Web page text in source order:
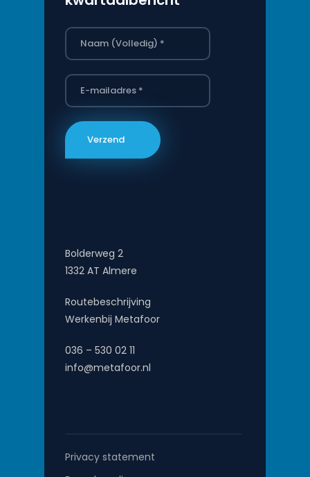
Bolderweg 2
1332 AT Almere
Routebeschrijving
Werkenbij Metafoor
036 – 530 02 11
info@metafoor.nl
Privacy statement